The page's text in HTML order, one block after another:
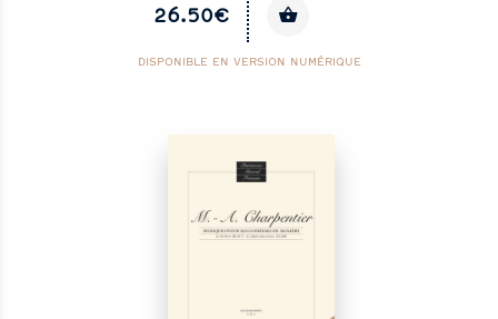
26.50€
DISPONIBLE EN VERSION NUMÉRIQUE